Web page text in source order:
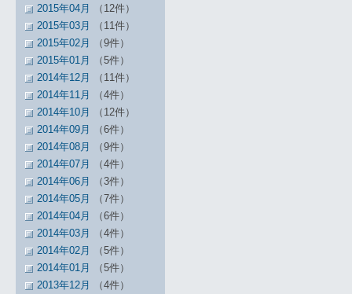
2015年04月
（12件）
2015年03月
（11件）
2015年02月
（9件）
2015年01月
（5件）
2014年12月
（11件）
2014年11月
（4件）
2014年10月
（12件）
2014年09月
（6件）
2014年08月
（9件）
2014年07月
（4件）
2014年06月
（3件）
2014年05月
（7件）
2014年04月
（6件）
2014年03月
（4件）
2014年02月
（5件）
2014年01月
（5件）
2013年12月
（4件）